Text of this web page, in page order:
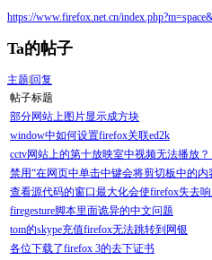
https://www.firefox.net.cn/
Ta的帖子
主题 回复
帖子标题
部分网站上图片显示成方块
window中如何设置firefox关联ed2k
cctv网站上的第十放映室中视频无法播放？
禁用“在网页中单击中键会将剪切板中的
查看源代码的窗口最大化会使firefox失去响
firegesture脚本里面诡异的中文问题
tom的skype充值firefox无法跳转到网银
各位下载了firefox 3的去下证书